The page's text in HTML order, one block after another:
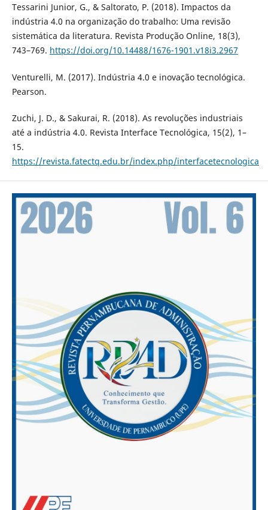
Tessarini Junior, G., & Saltorato, P. (2018). Impactos da
indústria 4.0 na organização do trabalho: Uma revisão
sistemática da literatura. Revista Produção Online, 18(3),
743–769. https://doi.org/10.14488/1676-1901.v18i3.2967
Venturelli, M. (2017). Indústria 4.0 e inovação tecnológica.
Pearson.
Zuchi, J. D., & Sakurai, R. (2018). As revoluções industriais
até a indústria 4.0. Revista Interface Tecnológica, 15(2), 1–
15.
https://revista.fatectq.edu.br/index.php/interfacetecnologica